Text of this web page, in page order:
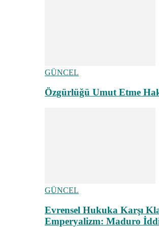
GÜNCEL
Özgürlüğü Umut Etme
GÜNCEL
Evrensel Hukuka Karşı
Emperyalizm: Maduro